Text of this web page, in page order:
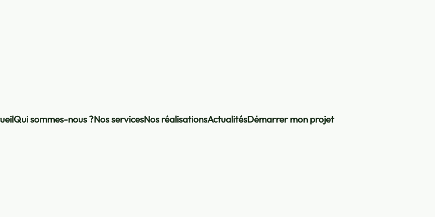
Qui sommes-nous ?Nos servicesNos réalisationsActualitésDémarrer mon projet